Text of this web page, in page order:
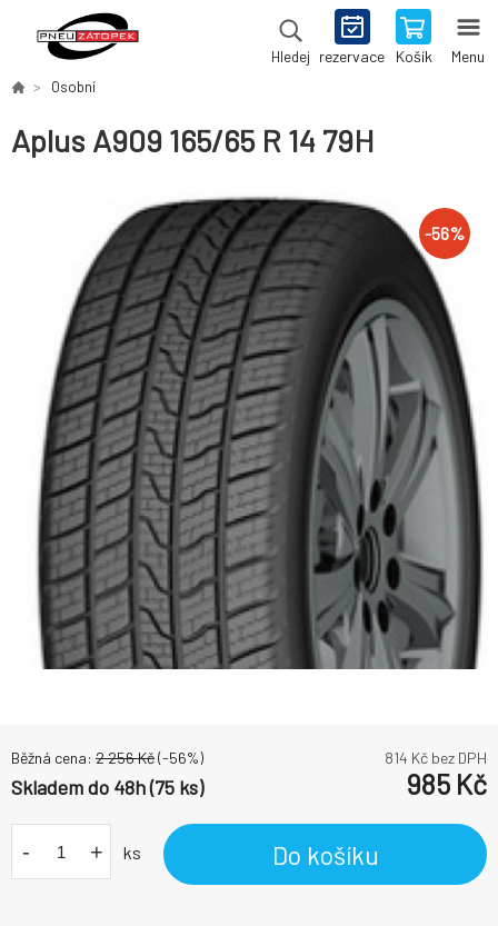
Hledej rezervace Košík Menu
Osobní
Aplus A909 165/65 R 14 79H
-56%
Běžná cena: 2 256Kč(-56%) 814 Kč bez DPH
Skladem do 48h (75 ks) 985 Kč
- + ks Do košíku